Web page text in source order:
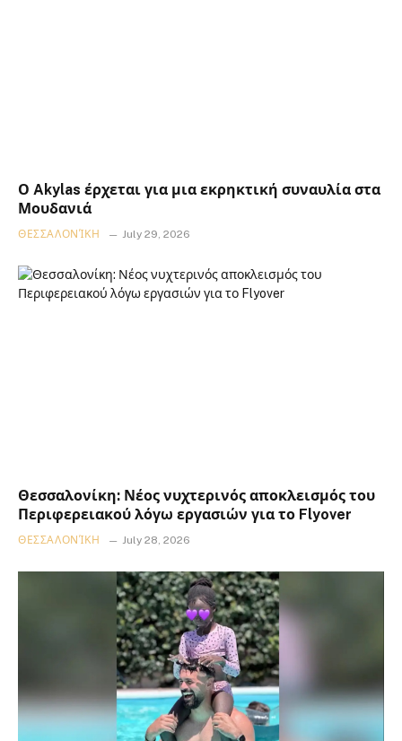
Ο Akylas έρχεται για μια εκρηκτική συναυλία στα
Μουδανιά
ΘΕΣΣΑΛΟΝΊΚΗ July 29, 2026
Θεσσαλονίκη: Νέος νυχτερινός αποκλεισμός του
Περιφερειακού λόγω εργασιών για το Flyover
ΘΕΣΣΑΛΟΝΊΚΗ July 28, 2026